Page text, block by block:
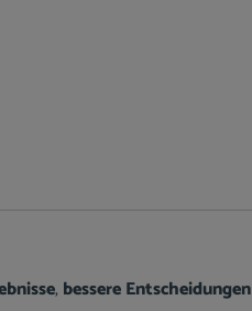
, bessere Entscheidungen